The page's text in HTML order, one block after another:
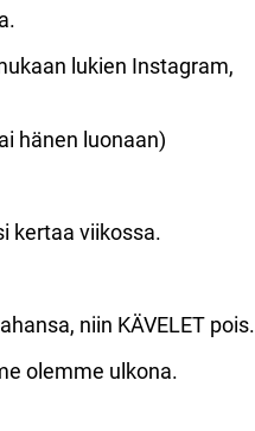
lukien Instagram,
hänen luonaan)
kertaa viikossa.
niin KÄVELET pois.
olemme ulkona.